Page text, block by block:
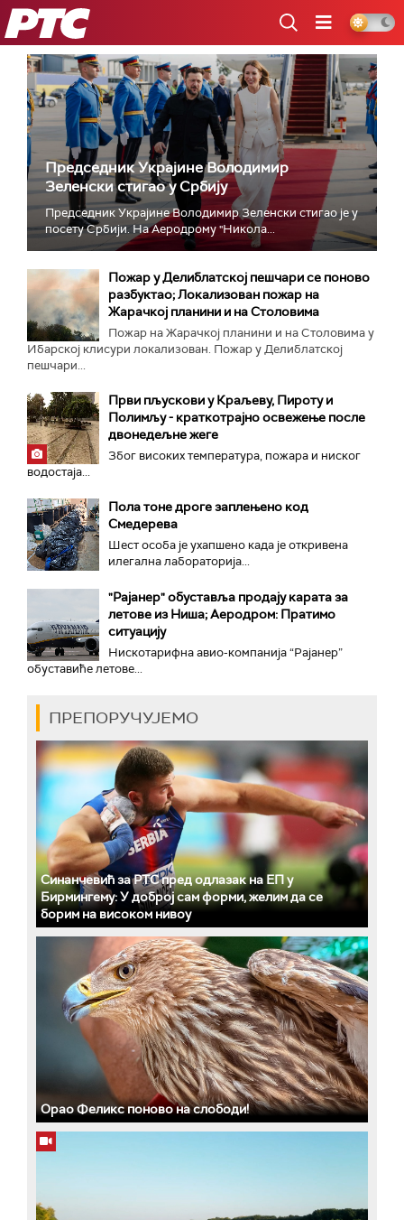
РТС
Председник Украјине Володимир
Зеленски стигао у Србију
Председник Украјине Володимир Зеленски стигао је у
посету Србији. На Аеродрому "Никола...
Пожар у Делиблатској пешчари се поново
разбуктао; Локализован пожар на
Жарачкој планини и на Столовима
Пожар на Жарачкој планини и на Столовима у
Ибарској клисури локализован. Пожар у Делиблатској
пешчари...
Први пљускови у Краљеву, Пироту и
Полимљу - краткотрајно освежење после
двонедељне жеге
Због високих температура, пожара и ниског
водостаја...
Пола тоне дроге заплењено код
Смедерева
Шест особа је ухапшено када је откривена
илегална лабораторија...
"Рајанер" обуставља продају карата за
летове из Ниша; Аеродром: Пратимо
ситуацију
Нискотарифна авио-компанија “Рајанер”
обуставиће летове...
ПРЕПОРУЧУЈЕМО
Синанчевић за РТС пред одлазак на ЕП у
Бирмингему: У доброј сам форми, желим да се
борим на високом нивоу
Орао Феликс поново на слободи!